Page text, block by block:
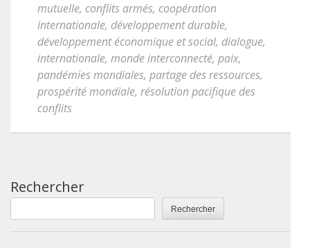
mutuelle, conflits armés, coopération
internationale, développement durable,
développement économique et social, dialogue,
internationale, monde interconnecté, paix,
pandémies mondiales, partage des ressources,
prospérité mondiale, résolution pacifique des
conflits
Rechercher
Rechercher